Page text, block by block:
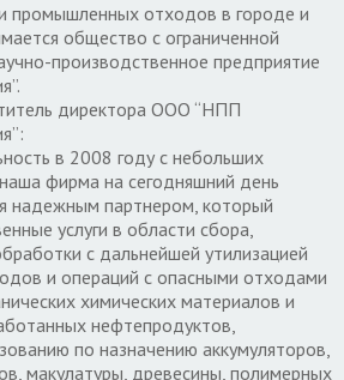
промышленных отходов в городе и
общество с ограниченной
про­изводственное предприятие
директора ООО “НПП
в 2008 году с небольших
фирма на сегодняшний день
надежным партнером, который
услуги в области сбора,
с дальнейшей утилизацией
и операций с опасными отходами
химических материалов и
нефтепродуктов,
по назначению аккумуляторов,
макулатуры, древесины, полимерных